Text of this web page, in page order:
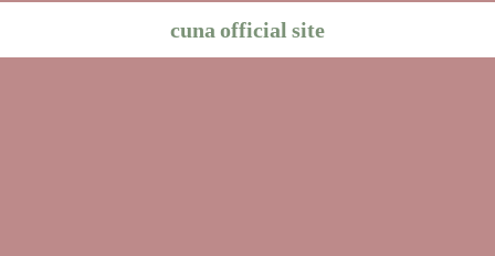
cuna official site